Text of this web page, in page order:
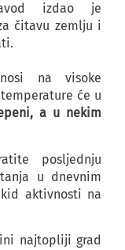
izdao je
čitavu zemlju i
na visoke
će u
a u nekim
posljednju
u dnevnim
aktivnosti na
najtopliji grad